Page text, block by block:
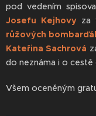
pod vedením
Josefu Kejhovy za
růžových
Kateřina Sachrová
do neznáma i o cestě
Všem oceněným